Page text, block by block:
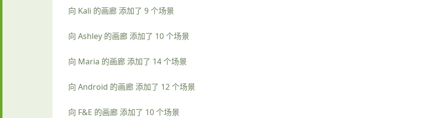
向 Kali 的画廊 添加了 9 个场景
向 Ashley 的画廊 添加了 10 个场景
向 Maria 的画廊 添加了 14 个场景
向 Android 的画廊 添加了 12 个场景
向 F&E 的画廊 添加了 10 个场景